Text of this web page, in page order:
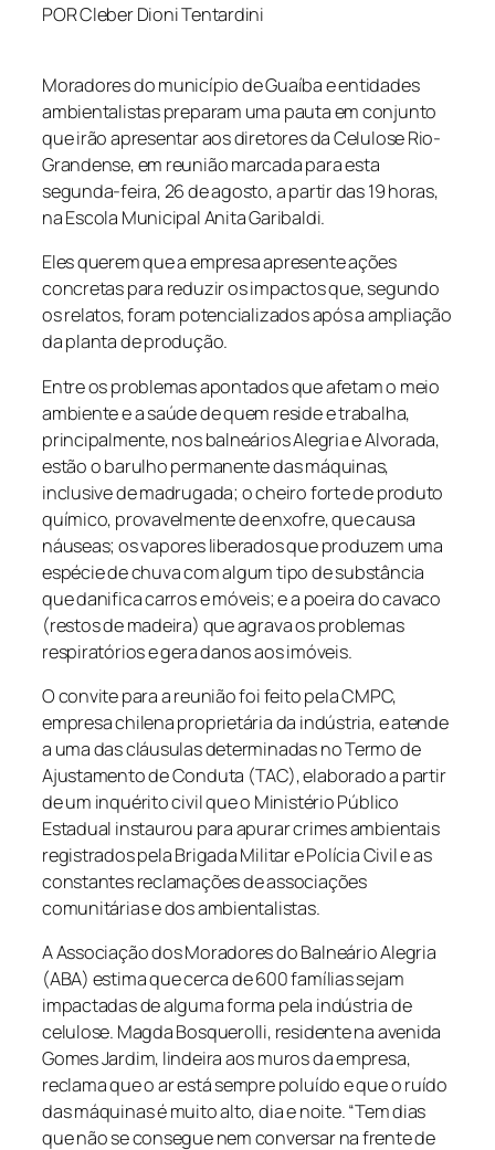
POR Cleber Dioni Tentardini
Moradores do município de Guaíba e entidades
ambientalistas preparam uma pauta em conjunto
que irão apresentar aos diretores da Celulose Rio-
Grandense, em reunião marcada para esta
segunda-feira, 26 de agosto, a partir das 19 horas,
na Escola Municipal Anita Garibaldi.
Eles querem que a empresa apresente ações
concretas para reduzir os impactos que, segundo
os relatos, foram potencializados após a ampliação
da planta de produção.
Entre os problemas apontados que afetam o meio
ambiente e a saúde de quem reside e trabalha,
principalmente, nos balneários Alegria e Alvorada,
estão o barulho permanente das máquinas,
inclusive de madrugada; o cheiro forte de produto
químico, provavelmente de enxofre, que causa
náuseas; os vapores liberados que produzem uma
espécie de chuva com algum tipo de substância
que danifica carros e móveis; e a poeira do cavaco
(restos de madeira) que agrava os problemas
respiratórios e gera danos aos imóveis.
O convite para a reunião foi feito pela CMPC,
empresa chilena proprietária da indústria, e atende
a uma das cláusulas determinadas no Termo de
Ajustamento de Conduta (TAC), elaborado a partir
de um inquérito civil que o Ministério Público
Estadual instaurou para apurar crimes ambientais
registrados pela Brigada Militar e Polícia Civil e as
constantes reclamações de associações
comunitárias e dos ambientalistas.
A Associação dos Moradores do Balneário Alegria
(ABA) estima que cerca de 600 famílias sejam
impactadas de alguma forma pela indústria de
celulose. Magda Bosquerolli, residente na avenida
Gomes Jardim, lindeira aos muros da empresa,
reclama que o ar está sempre poluído e que o ruído
das máquinas é muito alto, dia e noite. “Tem dias
que não se consegue nem conversar na frente de